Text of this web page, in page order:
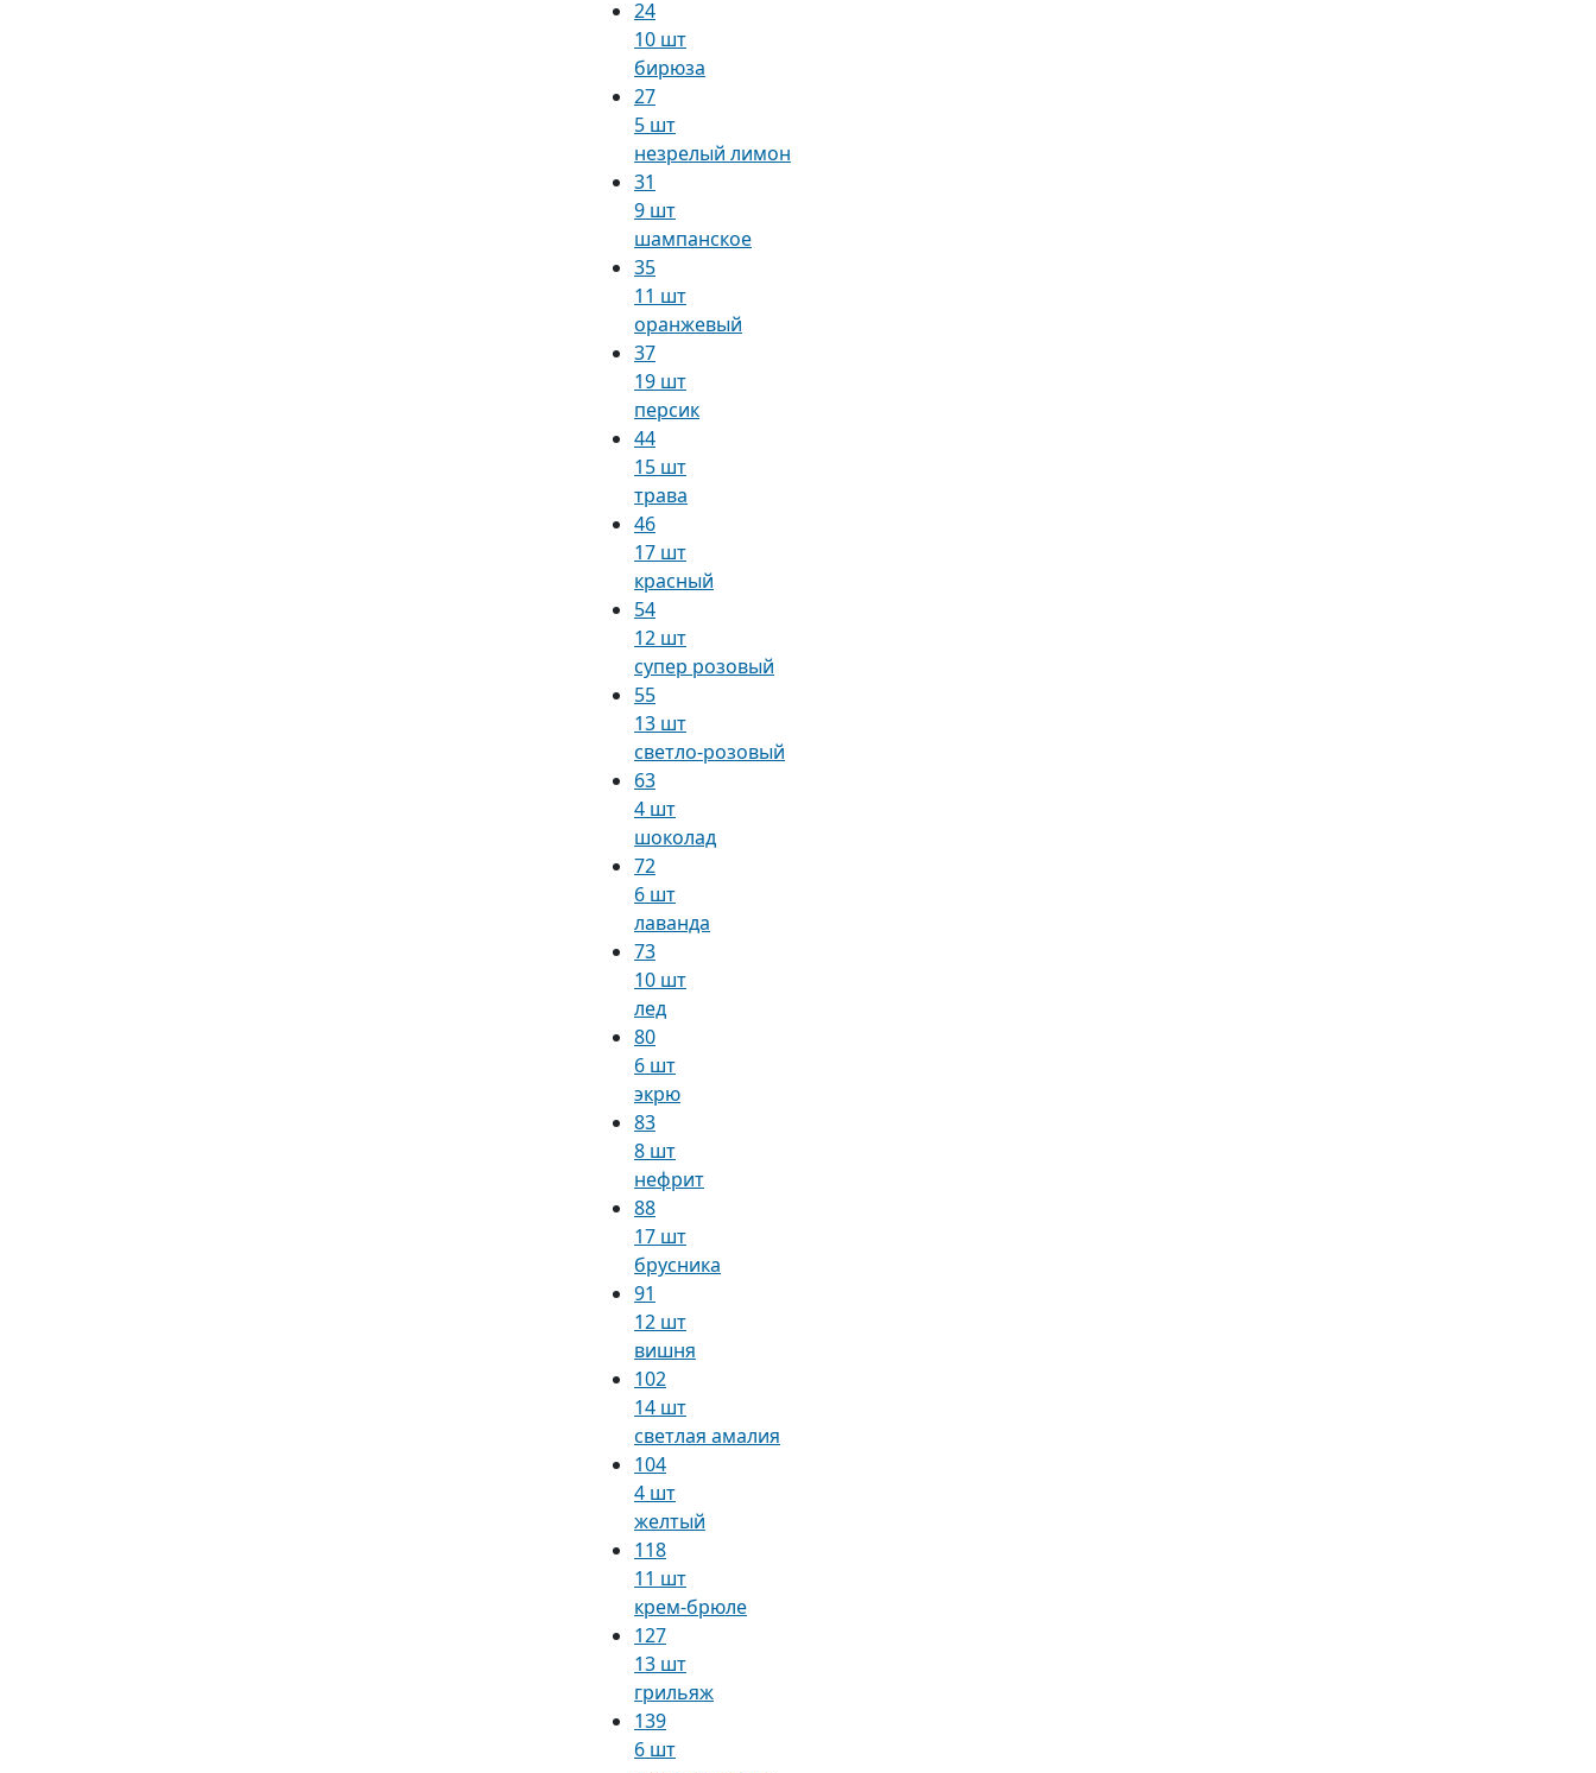
24
10 шт
бирюза
27
5 шт
незрелый лимон
31
9 шт
шампанское
35
11 шт
оранжевый
37
19 шт
персик
44
15 шт
трава
46
17 шт
красный
54
12 шт
супер розовый
55
13 шт
светло-розовый
63
4 шт
шоколад
72
6 шт
лаванда
73
10 шт
лед
80
6 шт
экрю
83
8 шт
нефрит
88
17 шт
брусника
91
12 шт
вишня
102
14 шт
светлая амалия
104
4 шт
желтый
118
11 шт
крем-брюле
127
13 шт
грильяж
139
6 шт